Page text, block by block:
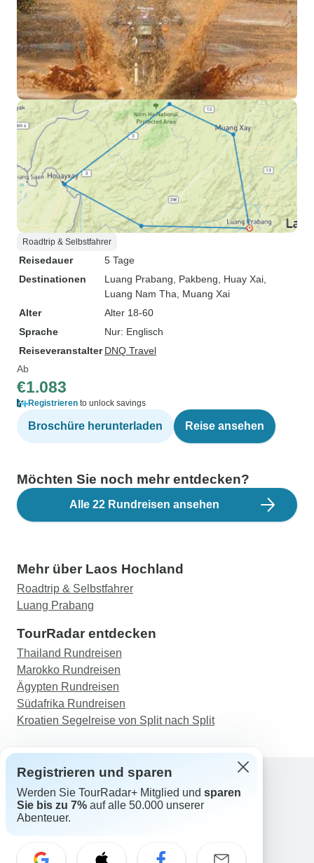
Roadtrip & Selbstfahrer
Reisedauer
5 Tage
Destinationen
Luang Prabang , Pakbeng , Huay Xai
Luang Nam Tha , Muang Xai
Alter
Alter 18-60
Sprache
Nur: Englisch
Reiseveranstalter DNQ Travel
Ab
€1.083
Registrieren to unlock savings
Broschüre herunterladen Reise ansehen
Möchten Sie noch mehr entdecken?
Alle 22 Rundreisen ansehen
Mehr über Laos Hochland
Roadtrip & Selbstfahrer
Luang Prabang
TourRadar entdecken
Thailand Rundreisen
Marokko Rundreisen
Ägypten Rundreisen
Südafrika Rundreisen
Kroatien Segelreise von Split nach Split
Support
Kontakt
Registrieren und sparen
Werden Sie TourRadar+ Mitglied und sparen
Sie bis zu 7% auf alle 50.000 unserer
Abenteuer.